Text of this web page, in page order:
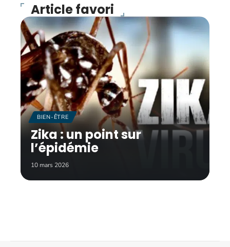
Article favori
BIEN-ÊTRE
Zika : un point sur
l’épidémie
10 mars 2026